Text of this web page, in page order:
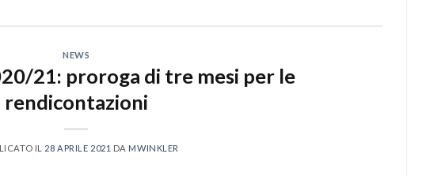
NEWS
21: proroga di tre mesi per le
rendicontazioni
IL 28 APRILE 2021 DA MWINKLER